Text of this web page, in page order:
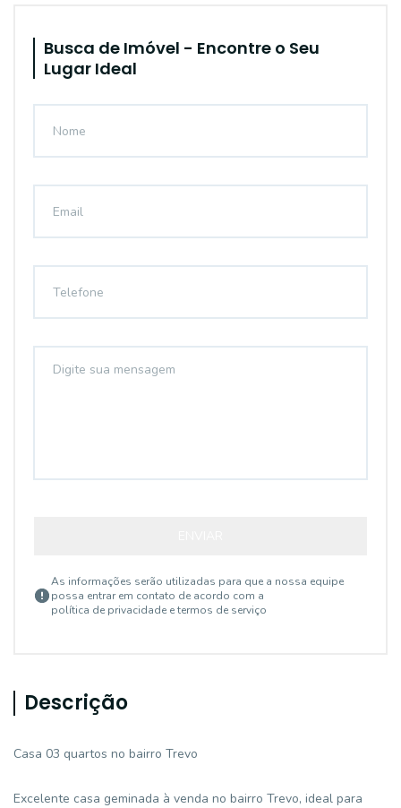
Busca de Imóvel - Encontre o Seu
Lugar Ideal
As informações serão utilizadas para que a nossa equipe
possa entrar em contato de acordo com a
política de privacidade e termos de serviço
Descrição
Casa 03 quartos no bairro Trevo
Excelente casa geminada à venda no bairro Trevo, ideal para